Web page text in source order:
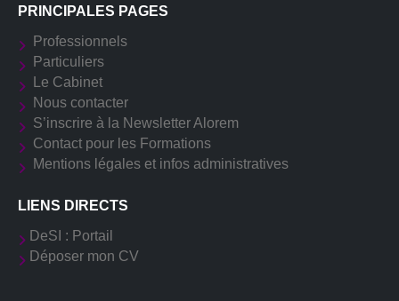
PRINCIPALES PAGES
Professionnels
Particuliers
Le Cabinet
Nous contacter
S’inscrire à la Newsletter Alorem
Contact pour les Formations
Mentions légales et infos administratives
LIENS DIRECTS
DeSI : Portail
Déposer mon CV